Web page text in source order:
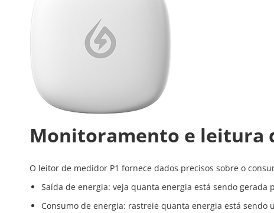
Monitoramento e leitura
O leitor de medidor P1 fornece dados precisos sobre o
Saída de energia: veja quanta energia está sendo gerada
Consumo de energia: rastreie quanta energia está sendo